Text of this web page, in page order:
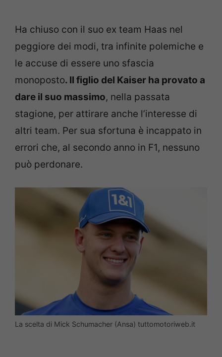
Ha chiuso con il suo ex team Haas nel
peggiore dei modi, tra infinite polemiche e
le accuse di essere uno sfascia
monoposto. Il figlio del Kaiser ha provato a
dare il suo massimo, nella passata
stagione, per attirare anche l’interesse di
altri team. Per sua sfortuna è incappato in
errori che, al secondo anno in F1, nessuno
può perdonare.
La scelta di Mick Schumacher (Ansa) tuttomotoriweb.it